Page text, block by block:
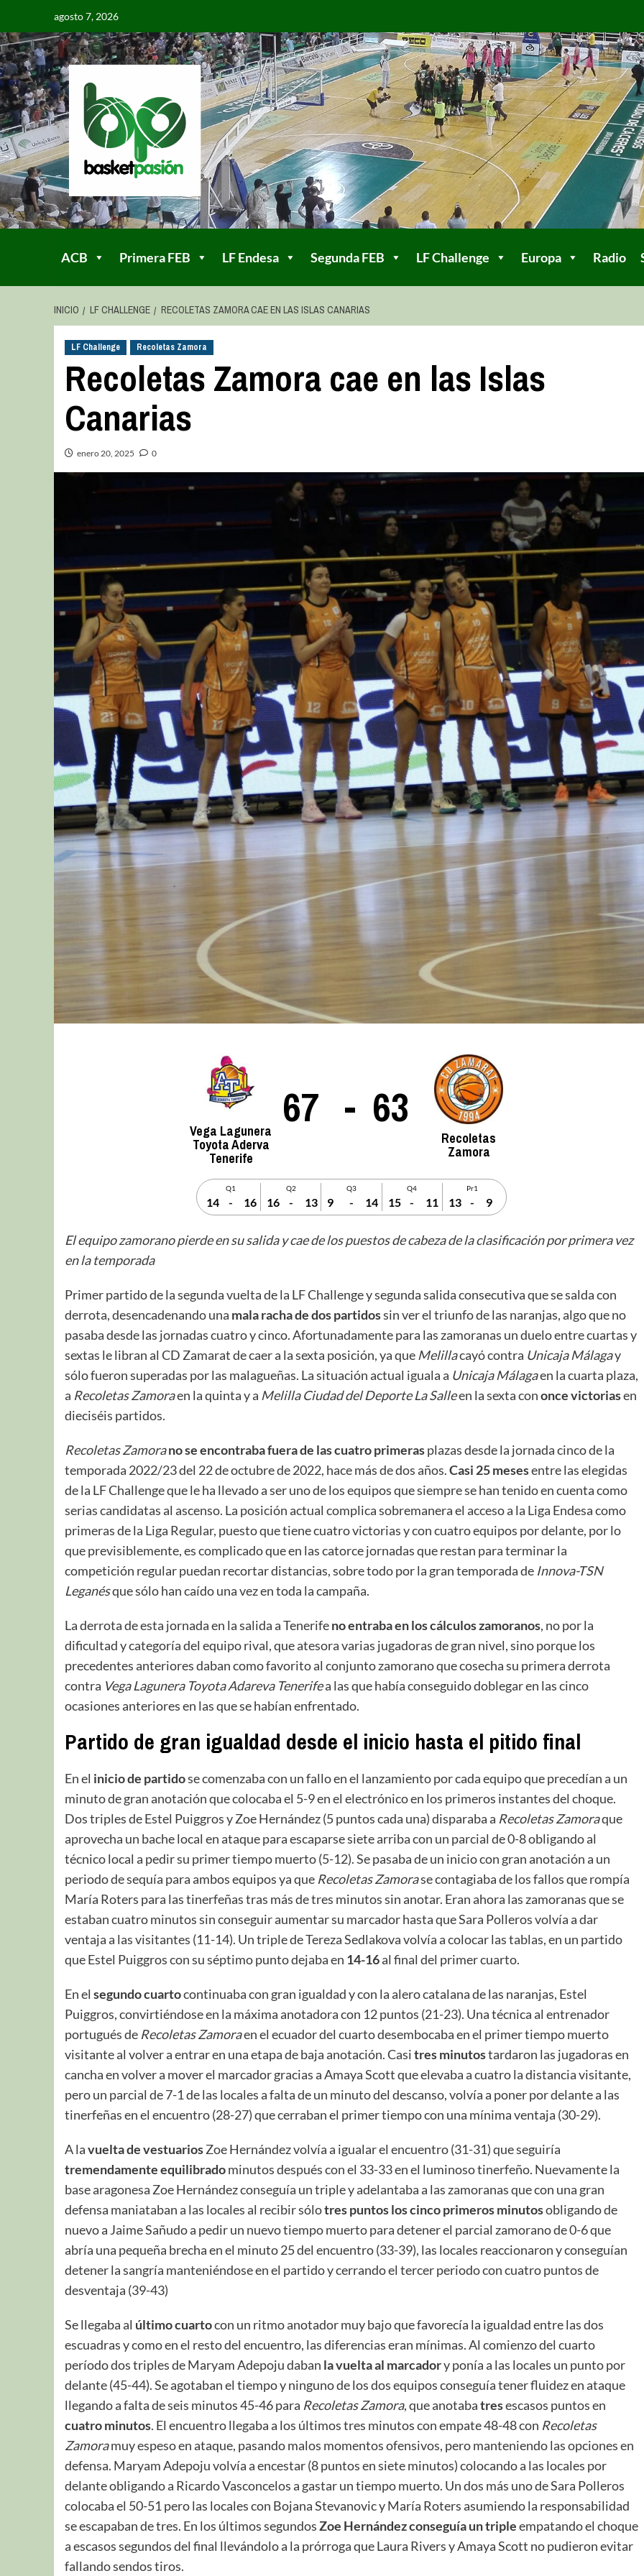
agosto 7, 2026
ACB Primera FEB LF Endesa Segunda FEB LF Challenge Europa Radio
INICIO LF CHALLENGE RECOLETAS ZAMORA CAE EN LAS ISLAS CANARIAS
LF Challenge Recoletas Zamora
Recoletas Zamora cae en las Islas
Canarias
enero 20, 2025 0
Vega Lagunera
Toyota Aderva
Tenerife
67 - 63
Recoletas
Zamora
Q1
14 - 16
Q2
16 - 13
Q3
9 - 14
Q4
15 - 11
Pr1
13 - 9
El equipo zamorano pierde en su salida y cae de los puestos de cabeza de la clasificación por primera vez
en la temporada
Primer partido de la segunda vuelta de la LF Challenge y segunda salida consecutiva que se salda con
derrota, desencadenando una mala racha de dos partidossin ver el triunfo de las naranjas, algo que no
pasaba desde las jornadas cuatro y cinco. Afortunadamente para las zamoranas un duelo entre cuartas y
sextas le libran al CD Zamarat de caer a la sexta posición, ya que Melillacayó contra Unicaja Málagay
sólo fueron superadas por las malagueñas. La situación actual iguala a Unicaja Málagaen la cuarta plaza,
a RecoletasZamoraen la quinta y a Melilla Ciudad del Deporte La Salleen la sexta cononce victoriasen
dieciséis partidos.
Recoletas Zamorano se encontraba fuera de las cuatro primerasplazas desde la jornada cinco de la
temporada 2022/23 del 22 de octubre de 2022, hace más de dos años.Casi 25 mesesentre las elegidas
de la LF Challenge que le ha llevado a ser uno de los equipos que siempre se han tenido en cuenta como
serias candidatas al ascenso. La posición actual complica sobremanera el acceso a la Liga Endesa como
primeras de la Liga Regular, puesto que tiene cuatro victorias y con cuatro equipos por delante, por lo
que previsiblemente, es complicado que en las catorce jornadas que restan para terminar la
competición regular puedan recortar distancias, sobre todo por la gran temporada de Innova-TSN
Leganésque sólo han caído una vez en toda la campaña.
La derrota de esta jornada en la salida a Tenerifeno entraba en los cálculos zamoranos, no por la
dificultad y categoría del equipo rival, que atesora varias jugadoras de gran nivel, sino porque los
precedentes anteriores daban como favorito al conjunto zamorano que cosecha su primera derrota
contra Vega Lagunera Toyota Adareva Tenerifea las que había conseguido doblegar en las cinco
ocasiones anteriores en las que se habían enfrentado.
Partido de gran igualdad desde el inicio hasta el pitido final
En el inicio de partidose comenzaba con un fallo en el lanzamiento por cada equipo que precedían a un
minuto de gran anotación que colocaba el 5-9 en el electrónico en los primeros instantes del choque.
Dos triples de Estel Puiggros y Zoe Hernández (5 puntos cada una) disparaba a Recoletas Zamoraque
aprovecha un bache local en ataque para escaparse siete arriba con un parcial de 0-8 obligando al
técnico local a pedir su primer tiempo muerto (5-12). Se pasaba de un inicio con gran anotación a un
periodo de sequía para ambos equipos ya que RecoletasZamorase contagiaba de los fallos que rompía
María Roters para las tinerfeñas tras más de tres minutos sin anotar. Eran ahora las zamoranas que se
estaban cuatro minutos sin conseguir aumentar su marcador hasta que Sara Polleros volvía a dar
ventaja a las visitantes (11-14). Un triple de Tereza Sedlakova volvía a colocar las tablas, en un partido
que Estel Puiggros con su séptimo punto dejaba en 14-16al final del primer cuarto.
En el segundo cuartocontinuaba con gran igualdad y con la alero catalana de las naranjas, Estel
Puiggros, convirtiéndose en la máxima anotadora con 12 puntos (21-23). Una técnica al entrenador
portugués de Recoletas Zamoraen el ecuador del cuarto desembocaba en el primer tiempo muerto
visitante al volver a entrar en una etapa de baja anotación. Casitres minutostardaron las jugadoras en
cancha en volver a mover el marcador gracias a Amaya Scott que elevaba a cuatro la distancia visitante,
pero un parcial de 7-1 de las locales a falta de un minuto del descanso, volvía a poner por delante a las
tinerfeñas en el encuentro (28-27) que cerraban el primer tiempo con una mínima ventaja (30-29).
A lavuelta de vestuariosZoe Hernández volvía a igualar el encuentro (31-31) que seguiría
tremendamente equilibradominutos después con el 33-33 en el luminoso tinerfeño. Nuevamente la
base aragonesa Zoe Hernández conseguía un triple y adelantaba a las zamoranas que con una gran
defensa maniataban a las locales al recibir sólotres puntos los cinco primeros minutosobligando de
nuevo a Jaime Sañudo a pedir un nuevo tiempo muerto para detener el parcial zamorano de 0-6 que
abría una pequeña brecha en el minuto 25 del encuentro (33-39), las locales reaccionaron y conseguían
detener la sangría manteniéndose en el partido y cerrando el tercer periodo con cuatro puntos de
desventaja (39-43)
Se llegaba al último cuartocon un ritmo anotador muy bajo que favorecía la igualdad entre las dos
escuadras y como en el resto del encuentro, las diferencias eran mínimas. Al comienzo del cuarto
período dos triples de Maryam Adepoju daban la vuelta al marcadory ponía a las locales un punto por
delante (45-44). Se agotaban el tiempo y ninguno de los dos equipos conseguía tener fluidez en ataque
llegando a falta de seis minutos 45-46 para Recoletas Zamora, que anotabatresescasos puntos en
cuatrominutos. El encuentro llegaba a los últimos tres minutos con empate 48-48 con Recoletas
Zamoramuy espeso en ataque, pasando malos momentos ofensivos, pero manteniendo las opciones en
defensa. Maryam Adepoju volvía a encestar (8 puntos en siete minutos) colocando a las locales por
delante obligando a Ricardo Vasconcelos a gastar un tiempo muerto. Un dos más uno de Sara Polleros
colocaba el 50-51 pero las locales con Bojana Stevanovic y María Roters asumiendo la responsabilidad
se escapaban de tres. En los últimos segundosZoe Hernández conseguía un tripleempatando el choque
a escasos segundos del final llevándolo a la prórroga que Laura Rivers y Amaya Scott no pudieron evitar
fallando sendos tiros.
La entrevista bTactic
La entrevista bTactic
mayo 7, 2026
0
Nos hacemos mayores. Vamos creciendo. Tanto así
que el próximo 20 de mayo celebramos nuestro
cuarto cumpleaños. Y todo crecimiento conlleva
sus cambios. Cambio que...
Leer más